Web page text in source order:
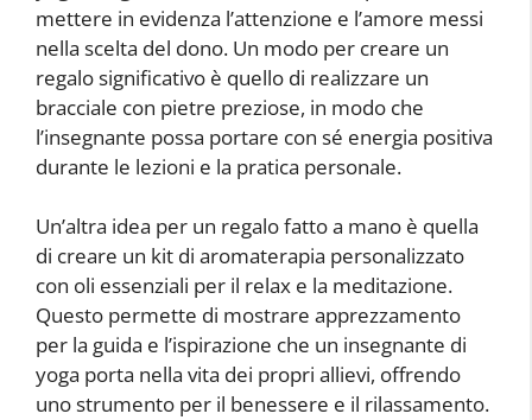
mettere in evidenza l’attenzione e l’amore messi
nella scelta del dono. Un modo per creare un
regalo significativo è quello di realizzare un
bracciale con pietre preziose, in modo che
l’insegnante possa portare con sé energia positiva
durante le lezioni e la pratica personale.
Un’altra idea per un regalo fatto a mano è quella
di creare un kit di aromaterapia personalizzato
con oli essenziali per il relax e la meditazione.
Questo permette di mostrare apprezzamento
per la guida e l’ispirazione che un insegnante di
yoga porta nella vita dei propri allievi, offrendo
uno strumento per il benessere e il rilassamento.